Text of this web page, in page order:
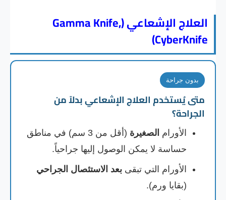
العلاج الإشعاعي (Gamma Knife,
CyberKnife)
بدون جراحة
متى يُستخدم العلاج الإشعاعي بدلاً من
الجراحة؟
الأورام الصغيرة
(أقل من 3 سم) في مناطق
حساسة لا يمكن الوصول إليها جراحياً.
الأورام التي تبقى بعد الاستئصال الجراحي
(بقايا ورم).